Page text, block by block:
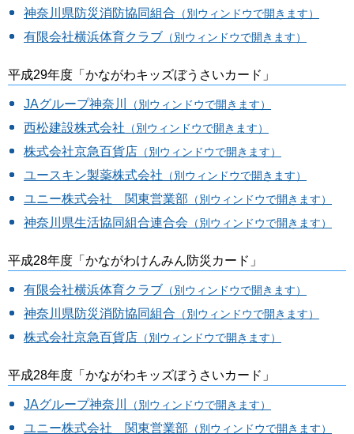
神奈川県防災消防協同組合 （別ウィンドウで開きます）
有限会社横浜体育クラブ （別ウィンドウで開きます）
平成29年度「かながわキッズぼうさいカード」
JAグループ神奈川 （別ウィンドウで開きます）
西松建設株式会社 （別ウィンドウで開きます）
株式会社京急百貨店 （別ウィンドウで開きます）
ユースキン製薬株式会社 （別ウィンドウで開きます）
ユニー株式会社 関東営業部 （別ウィンドウで開きます）
神奈川県生活協同組合連合会 （別ウィンドウで開きます）
平成28年度「かながわけんみん防災カード」
有限会社横浜体育クラブ （別ウィンドウで開きます）
神奈川県防災消防協同組合 （別ウィンドウで開きます）
株式会社京急百貨店 （別ウィンドウで開きます）
平成28年度「かながわキッズぼうさいカード」
JAグループ神奈川 （別ウィンドウで開きます）
ユニー株式会社 関東営業部 （別ウィンドウで開きます）